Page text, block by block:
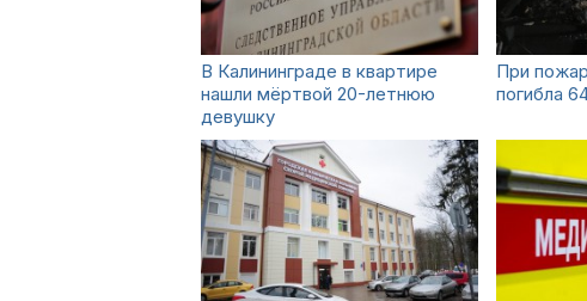
В Калининграде в квартире
нашли мёртвой 20-летнюю
девушку
При
погибла